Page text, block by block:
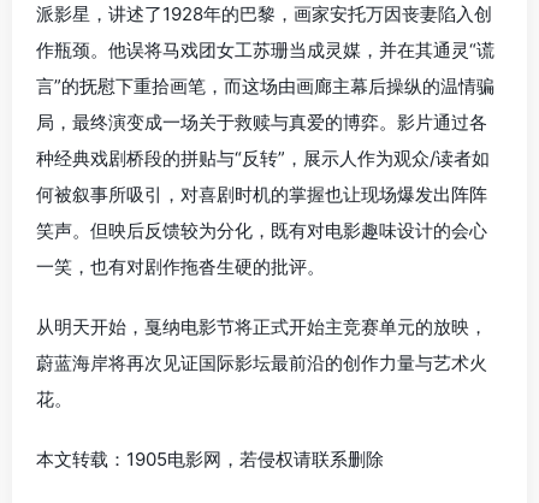
派影星，讲述了1928年的巴黎，画家安托万因丧妻陷入创
作瓶颈。他误将马戏团女工苏珊当成灵媒，并在其通灵“谎
言”的抚慰下重拾画笔，而这场由画廊主幕后操纵的温情骗
局，最终演变成一场关于救赎与真爱的博弈。影片通过各
种经典戏剧桥段的拼贴与“反转”，展示人作为观众/读者如
何被叙事所吸引，对喜剧时机的掌握也让现场爆发出阵阵
笑声。但映后反馈较为分化，既有对电影趣味设计的会心
一笑，也有对剧作拖沓生硬的批评。
从明天开始，戛纳电影节将正式开始主竞赛单元的放映，
蔚蓝海岸将再次见证国际影坛最前沿的创作力量与艺术火
花。
本文转载：1905电影网，若侵权请联系删除